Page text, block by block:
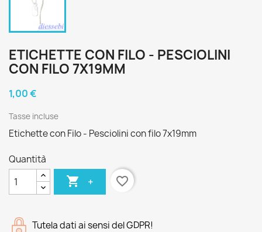
ETICHETTE CON FILO - PESCIOLINI
CON FILO 7X19MM
1,00 €
Tasse incluse
Etichette con Filo - Pesciolini con filo 7x19mm
Quantità
 + favorite_border
Tutela dati ai sensi del GDPR!